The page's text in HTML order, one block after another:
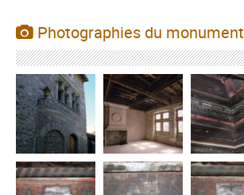
Photographies du monument